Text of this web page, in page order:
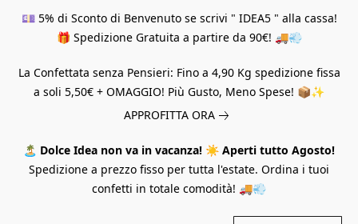
💷 5% di Sconto di Benvenuto se scrivi " IDEA5 " alla cassa!
🎁 Spedizione Gratuita a partire da 90€! 🚚💨
La Confettata senza Pensieri: Fino a 4,90 Kg spedizione fissa
a soli 5,50€ + OMAGGIO! Più Gusto, Meno Spese! 📦✨
APPROFITTA ORA
🏝️ Dolce Idea non va in vacanza! ☀️ Aperti tutto Agosto!
Spedizione a prezzo fisso per tutta l'estate. Ordina i tuoi
confetti in totale comodità! 🚚💨